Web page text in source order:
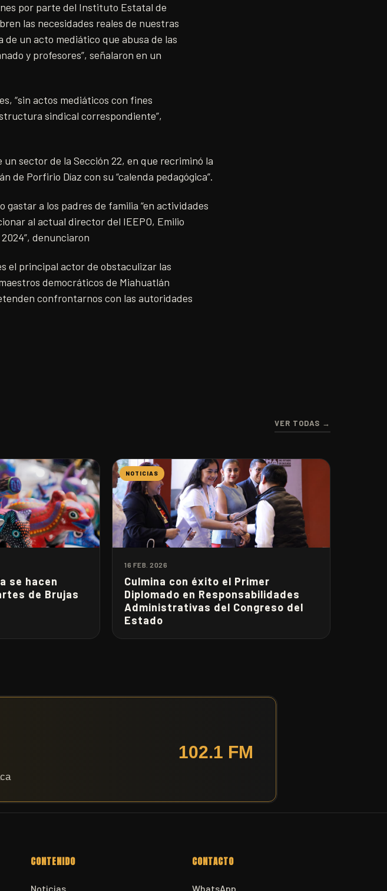
por parte del Instituto Estatal de
las necesidades reales de nuestras
un acto mediático que abusa de las
y profesores”, señalaron en un
“sin actos mediáticos con fines
sindical correspondiente”,
sector de la Sección 22, en que recriminó la
de Porfirio Díaz con su “calenda pedagógica”.
a los padres de familia “en actividades
al actual director del IEEPO, Emilio
denunciaron
el principal actor de obstaculizar las
democráticos de Miahuatlán
confrontarnos con las autoridades
VER TODAS →
se hacen
de Brujas
NOTICIAS
16 FEB. 2026
Culmina con éxito el Primer
Diplomado en Responsabilidades
Administrativas del Congreso del
Estado
CONTENIDO
Noticias
CONTACTO
WhatsApp